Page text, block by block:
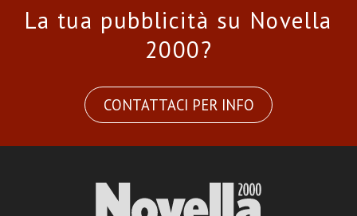
La tua pubblicità su Novella
2000?
CONTATTACI PER INFO